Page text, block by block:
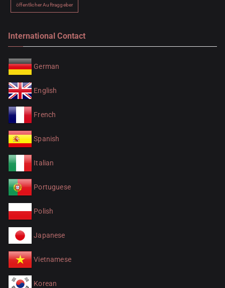
öffentlicher Auftraggeber
International Contact
German
English
French
Spanish
Italian
Portuguese
Polish
Japanese
Vietnamese
Korean